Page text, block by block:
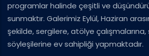
programlar halinde çeşitli ve
sunmaktır. Galerimiz Eylül, Haziran
şekilde, sergilere, atölye çalışmalarına,
söyleşilerine ev sahipliği yapmaktadır.